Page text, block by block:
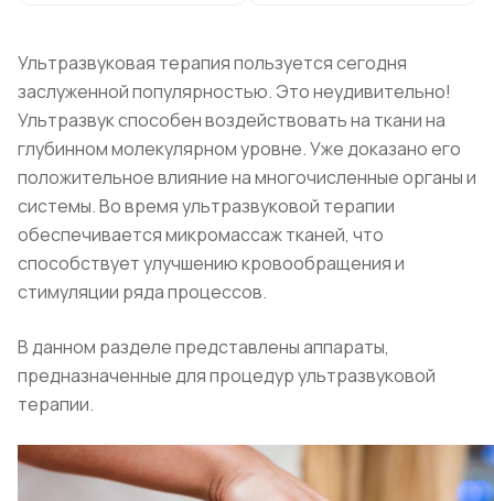
Ультразвуковая терапия пользуется сегодня
заслуженной популярностью. Это неудивительно!
Ультразвук способен воздействовать на ткани на
глубинном молекулярном уровне. Уже доказано его
положительное влияние на многочисленные органы и
системы. Во время ультразвуковой терапии
обеспечивается микромассаж тканей, что
способствует улучшению кровообращения и
стимуляции ряда процессов.
В данном разделе представлены аппараты,
предназначенные для процедур ультразвуковой
терапии.